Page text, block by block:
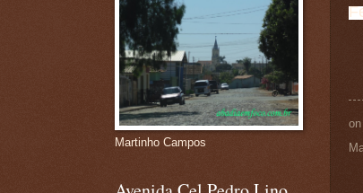
on
Martinho Campos